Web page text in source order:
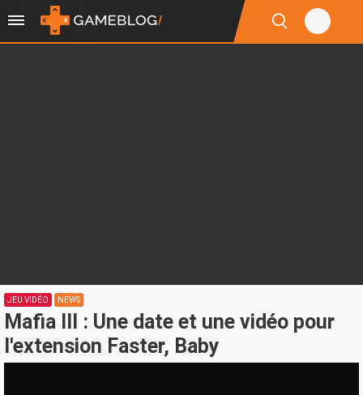
JEU VIDÉO NEWS
Mafia III : Une date et une vidéo pour
l'extension Faster, Baby